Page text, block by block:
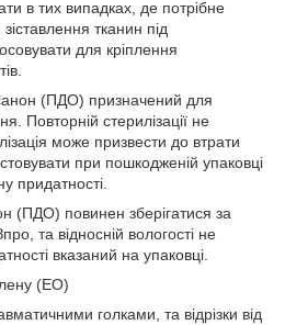
в тих випадках, де потрібне
тканин під
для кріплення
(ПДО) призначений для
Повторній стерилізації не
може призвести до втрати
при пошкодженій упаковці
придатності.
(ПДО) повинен зберігатися за
про, та відносній вологості не
вказаний на упаковці.
(ЕО)
голками, та відрізки від